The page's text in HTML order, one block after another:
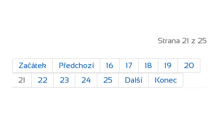
Strana 21 z 25
Začátek Předchozí 16 17 18 19
20
21
22 23 24 25 Další Konec